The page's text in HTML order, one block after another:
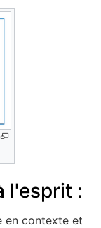
l'esprit :
en contexte et